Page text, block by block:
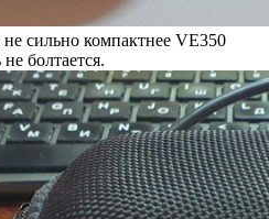
сильно компактнее VE350
болтается.